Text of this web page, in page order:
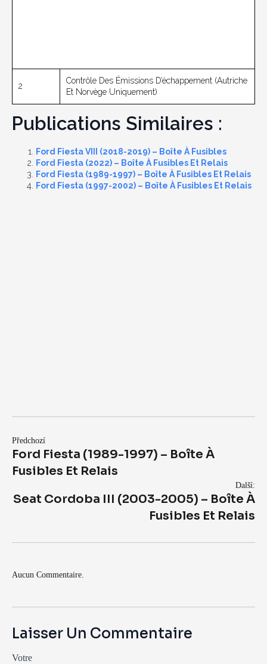
2
Contrôle Des Émissions D’échappement (Autriche
Et Norvège Uniquement)
Publications Similaires :
Ford Fiesta VIII (2018-2019) – Boîte À Fusibles
Ford Fiesta (2022) – Boîte À Fusibles Et Relais
Ford Fiesta (1989-1997) – Boîte À Fusibles Et Relais
Ford Fiesta (1997-2002) – Boîte À Fusibles Et Relais
Předchozí
Ford Fiesta (1989-1997) – Boîte À
Fusibles Et Relais
Další:
Seat Cordoba III (2003-2005) – Boîte À
Fusibles Et Relais
Aucun Commentaire.
Laisser Un Commentaire
Votre